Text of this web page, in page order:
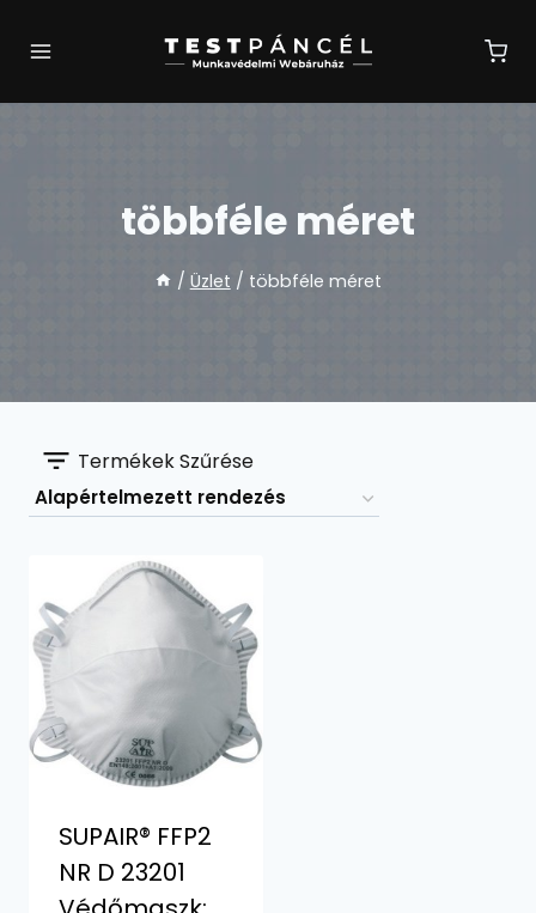
többféle méret
/ Üzlet / többféle méret
Termékek Szűrése
SUPAIR® FFP2
NR D 23201